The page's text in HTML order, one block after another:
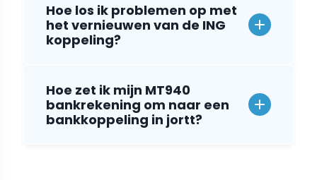
Hoe los ik problemen op met
het vernieuwen van de ING
koppeling?
Hoe zet ik mijn MT940
bankrekening om naar een
bankkoppeling in jortt?